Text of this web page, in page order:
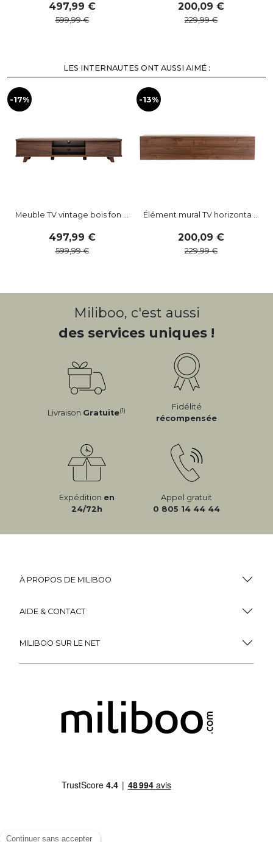
497,99
599,99
200,09
229,99
LES INTERNAUTES ONT AUSSI AIMÉ :
-17%
Meuble TV vintage bois fon ...
497,99
599,99
-13%
Élément mural TV horizonta ...
200,09
229,99
Miliboo, c'est aussi
des services uniques !
Livraison Gratuite(1)
Fidélité
récompensée
Expédition en
24/72h
Appel gratuit
0 805 14 44 44
À PROPOS DE MILIBOO
AIDE & CONTACT
MILIBOO SUR LE NET